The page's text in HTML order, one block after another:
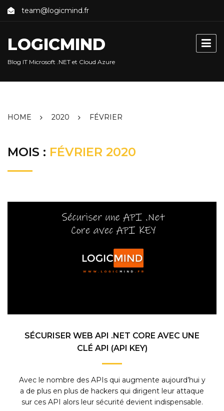
Skip
team@logicmind.fr
LOGICMIND
Blog IT Microsoft .NET et Cloud Azure
HOME 2020 FÉVRIER
MOIS : FÉVRIER 2020
SÉCURISER WEB API .NET CORE AVEC UNE
CLÉ API (API KEY)
Avec le nombre des APIs qui augmente aujourd’hui y
a de plus en plus de hackers qui dirigent leur attaque
sur ces API alors leur sécurité devient indispensable.